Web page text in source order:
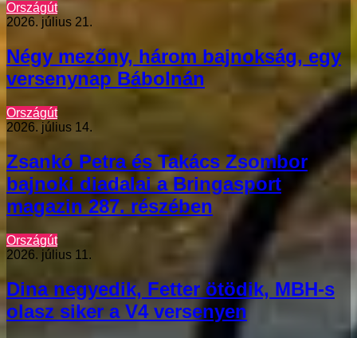
Országút
2026. július 21.
Négy mezőny, három bajnokság, egy
versenynap Bábolnán
Országút
2026. július 14.
Zsankó Petra és Takács Zsombor
bajnoki diadalai a Bringasport
magazin 287. részében
Országút
2026. július 11.
Dina negyedik, Fetter ötödik, MBH-s
olasz siker a V4 versenyen